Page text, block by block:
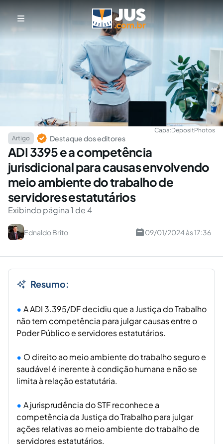
Capa:DepositPhotos
Artigo
Destaque dos editores
ADI 3395 e a competência
jurisdicional para causas envolvendo
meio ambiente do trabalho de
servidores estatutários
Exibindo página 1 de 4
Ednaldo Brito 09/01/2024 às 17:36
Resumo:
A ADI 3.395/DF decidiu que a Justiça do Trabalho
não tem competência para julgar causas entre o
Poder Público e servidores estatutários.
O direito ao meio ambiente do trabalho seguro e
saudável é inerente à condição humana e não se
limita à relação estatutária.
A jurisprudência do STF reconhece a
competência da Justiça do Trabalho para julgar
ações relativas ao meio ambiente do trabalho de
servidores estatutários.